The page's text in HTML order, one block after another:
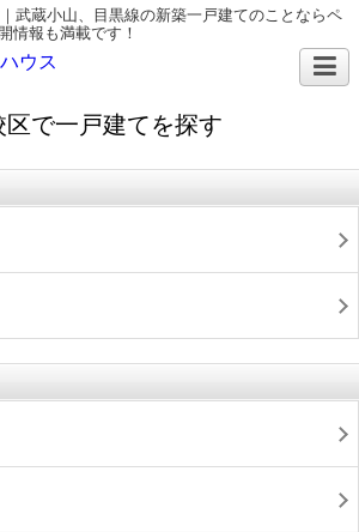
武蔵小山、目黒線の新築一戸建てのことならペ
情報も満載です！
区で一戸建てを探す